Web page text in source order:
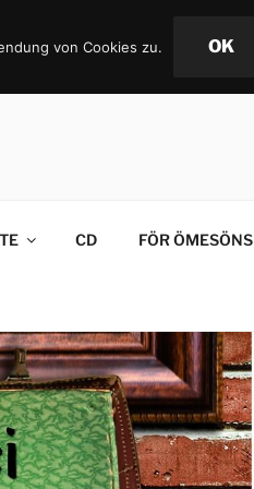
CD FÖR ÖMESÖNS
von Cookies zu. OK